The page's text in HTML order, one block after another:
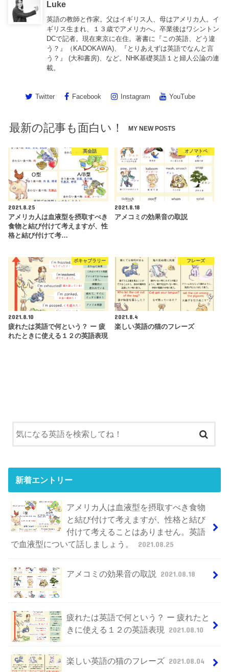
Luke
英語の教師と作家。父はイギリス人、母はアメリカ人。イ
ギリス生まれ、１３歳でアメリカへ。卒業後はワシントン
DCで記者。現在東京に在住。著書に『この英語、どう違
う？』（KADOKAWA)、『とりあえずは英語でなんと言
う？』 (大和書房)、など。NHK基礎英語１と婦人公論の連
載。
Twitter Facebook Instagram YouTube
最新の記事も面白い！ MY NEW POSTS
英会話
2021.8.25
アメリカ人は血液型を摂取すべき
食物と結び付けて考えますが、性
格と結び付けて考…
オノマトペ
2021.8.18
アメコミの効果音の取説
ボキャブラリー
2021.8.10
疲れたは英語で何という？ ー 疲
れたときに使える１２の英語表現
フレーズ
2021.8.4
楽しい英語の猫のフレーズ
新着エントリー
アメリカ人は血液型を摂取すべき食物
と結び付けて考えますが、性格と結び
付けて考えることはありません。英語
で血液型について話しましょう。
2021.08.25
アメコミの効果音の取説 2021.08.18
疲れたは英語で何という？ ー 疲れたと
きに使える１２の英語表現
2021.08.10
楽しい英語の猫のフレーズ 2021.08.04